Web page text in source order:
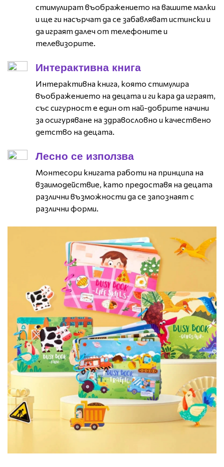
стимулират въображението на вашите малки
и ще ги насърчат да се забавляват истински и
да играят далеч от телефоните и
телевизорите.
Интерактивна книга
Интерактивна книга, която стимулира
въображението на децата и ги кара да играят,
със сигурност е един от най-добрите начини
за осигуряване на здравословно и качествено
детство на децата.
Лесно се използва
Монтесори книгата работи на принципа на
взаимодействие, като предоставя на децата
различни възможности да се запознаят с
различни форми.